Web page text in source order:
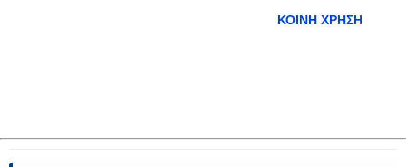
ΚΟΙΝΉ ΧΡΉΣΗ